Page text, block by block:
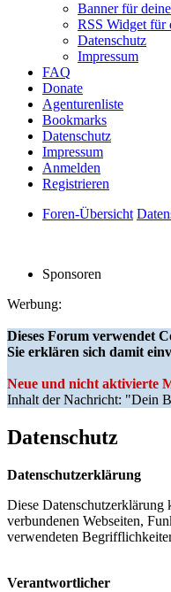
Banner für
RSS Widget für
Datenschutz
Impressum
FAQ
Donate
Agenturenliste
Bookmarks
Datenschutz
Impressum
Anmelden
Registrieren
Foren-Übersicht
Sponsoren
Werbung:
Dieses Forum verwendet
Sie erklären sich damit
Neue und nicht aktivierte
Inhalt der Nachricht: "Dein
Datenschutz
Datenschutzerklärung
Diese Datenschutzerklärung
verbundenen Webseiten,
verwendeten
Verantwortlicher